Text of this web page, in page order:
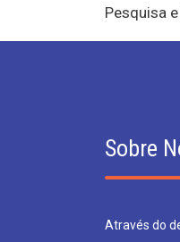
Pesquisa
Sobre
Através do